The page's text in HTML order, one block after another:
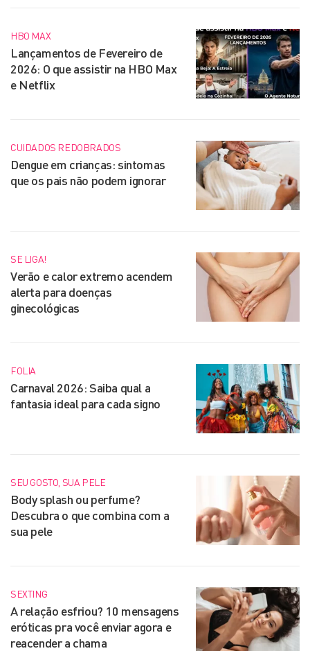
HBO MAX
Lançamentos de Fevereiro de
2026: O que assistir na HBO Max
e Netflix
CUIDADOS REDOBRADOS
Dengue em crianças: sintomas
que os pais não podem ignorar
SE LIGA!
Verão e calor extremo acendem
alerta para doenças
ginecológicas
FOLIA
Carnaval 2026: Saiba qual a
fantasia ideal para cada signo
SEU GOSTO, SUA PELE
Body splash ou perfume?
Descubra o que combina com a
sua pele
SEXTING
A relação esfriou? 10 mensagens
eróticas pra você enviar agora e
reacender a chama